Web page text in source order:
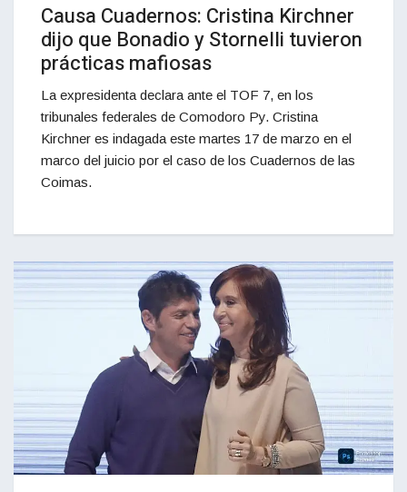
Causa Cuadernos: Cristina Kirchner
dijo que Bonadio y Stornelli tuvieron
prácticas mafiosas
La expresidenta declara ante el TOF 7, en los
tribunales federales de Comodoro Py. Cristina
Kirchner es indagada este martes 17 de marzo en el
marco del juicio por el caso de los Cuadernos de las
Coimas.